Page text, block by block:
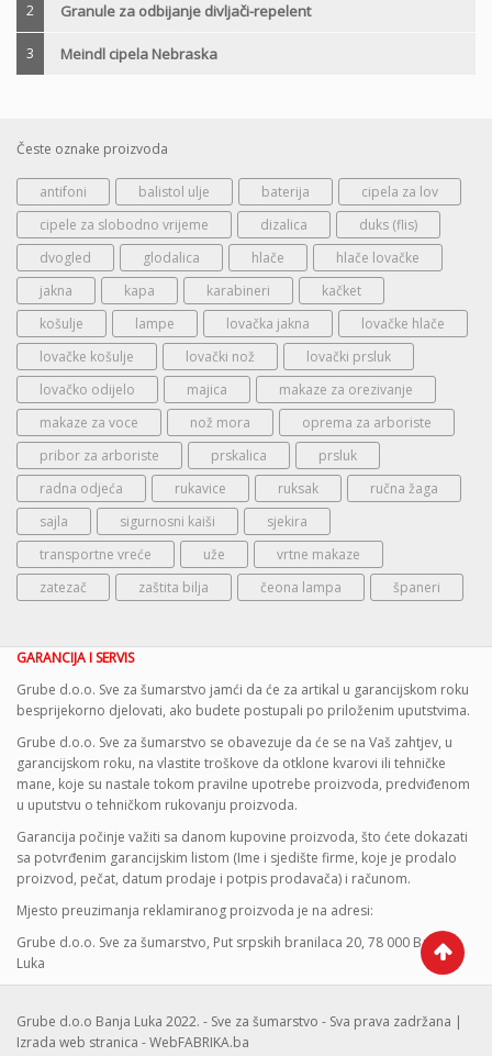
2 Granule za odbijanje divljači-repelent
3 Meindl cipela Nebraska
Česte oznake proizvoda
antifoni balistol ulje baterija
cipela za lov
cipele za slobodno vrijeme
dizalica
duks (flis)
dvogled
glodalica hlače
hlače lovačke
jakna
kapa karabineri
kačket
košulje
lampe lovačka jakna
lovačke hlače
lovačke košulje
lovački nož
lovački prsluk
lovačko odijelo
majica
makaze za orezivanje
makaze za voce
nož mora
oprema za arboriste
pribor za arboriste
prskalica
prsluk
radna odjeća
rukavice ruksak
ručna žaga
sajla
sigurnosni kaiši
sjekira
transportne vreće
uže
vrtne makaze
zatezač
zaštita bilja čeona lampa španeri
GARANCIJA I SERVIS
Grube d.o.o. Sve za šumarstvo jamći da će za artikal u garancijskom roku
besprijekorno djelovati, ako budete postupali po priloženim uputstvima.
Grube d.o.o. Sve za šumarstvo se obavezuje da će se na Vaš zahtjev, u
garancijskom roku, na vlastite troškove da otklone kvarovi ili tehničke
mane, koje su nastale tokom pravilne upotrebe proizvoda, predviđenom
u uputstvu o tehničkom rukovanju proizvoda.
Garancija počinje važiti sa danom kupovine proizvoda, što ćete dokazati
sa potvrđenim garancijskim listom (Ime i sjedište firme, koje je prodalo
proizvod, pečat, datum prodaje i potpis prodavača) i računom.
Mjesto preuzimanja reklamiranog proizvoda je na adresi:
Grube d.o.o. Sve za šumarstvo, Put srpskih branilaca 20, 78 000 Banja
Luka
Grube d.o.o Banja Luka 2022. - Sve za šumarstvo - Sva prava zadržana |
Izrada web stranica - WebFABRIKA.ba